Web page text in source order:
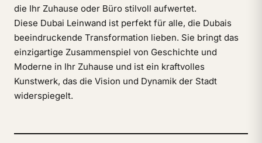
die Ihr Zuhause oder Büro stilvoll aufwertet.
Diese Dubai Leinwand ist perfekt für alle, die Dubais
beeindruckende Transformation lieben. Sie bringt das
einzigartige Zusammenspiel von Geschichte und
Moderne in Ihr Zuhause und ist ein kraftvolles
Kunstwerk, das die Vision und Dynamik der Stadt
widerspiegelt.